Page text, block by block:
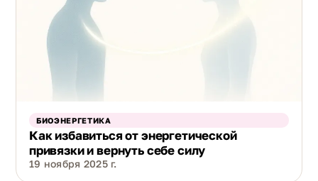
БИОЭНЕРГЕТИКА
Как избавиться от энергетической
привязки и вернуть себе силу
19 ноября 2025 г.